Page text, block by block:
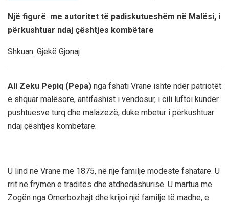
Një figurë me autoritet të padiskutueshëm në Malësi, i
përkushtuar ndaj çështjes kombëtare
Shkuan: Gjekë Gjonaj
Ali Zeku Pepiq (Pepa) nga fshati Vrane ishte ndër patriotët
e shquar malësorë, antifashist i vendosur, i cili luftoi kundër
pushtuesve turq dhe malazezë, duke mbetur i përkushtuar
ndaj çështjes kombëtare.
U lind në Vrane më 1875, në një familje modeste fshatare. U
rrit në frymën e traditës dhe atdhedashurisë. U martua me
Zogën nga Omerbozhajt dhe krijoi një familje të madhe, e